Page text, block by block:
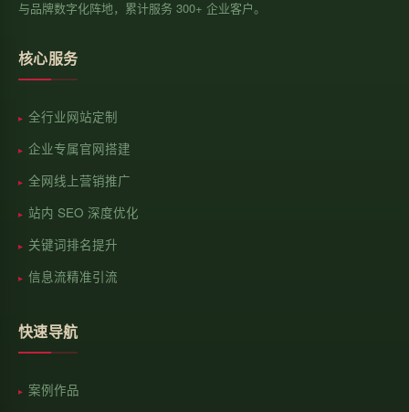
与品牌数字化阵地，累计服务 300+ 企业客户。
核心服务
全行业网站定制
企业专属官网搭建
全网线上营销推广
站内 SEO 深度优化
关键词排名提升
信息流精准引流
快速导航
案例作品